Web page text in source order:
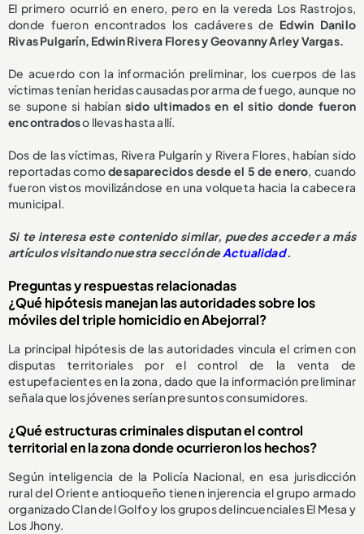
El primero ocurrió en enero, pero en la vereda Los Rastrojos,
donde fueron encontrados los cadáveres de Edwin Danilo
Rivas Pulgarín, Edwin Rivera Flores y Geovanny Arley Vargas.
De acuerdo con la información preliminar, los cuerpos de las
víctimas tenían heridas causadas por arma de fuego, aunque no
se supone si habíansido ultimados en el sitio donde fueron
encontradoso llevas hasta allí.
Dos de las víctimas, Rivera Pulgarín y Rivera Flores, habían sido
reportadas comodesaparecidos desde el 5 de enero, cuando
fueron vistos movilizándose en una volqueta hacia la cabecera
municipal.
Si te interesa este contenido similar, puedes acceder a más
artículos visitando nuestra sección deActualidad.
Preguntas y respuestas relacionadas
¿Qué hipótesis manejan las autoridades sobre los
móviles del triple homicidio en Abejorral?
La principal hipótesis de las autoridades vincula el crimen con
disputas territoriales por el control de la venta de
estupefacientes en la zona, dado que la información preliminar
señala que los jóvenes serían presuntos consumidores.
¿Qué estructuras criminales disputan el control
territorial en la zona donde ocurrieron los hechos?
Según inteligencia de la Policía Nacional, en esa jurisdicción
rural del Oriente antioqueño tienen injerencia el grupo armado
organizado Clan del Golfo y los grupos delincuenciales El Mesa y
Los Jhony.